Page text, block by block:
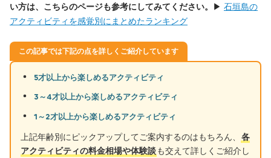
い方は、こちらのページも参考にしてみてください。 ▶ 石垣島の
アクティビティを感覚別にまとめたランキング
この記事では下記の点を詳しくご紹介しています
5才以上から楽しめるアクティビティ
3～4才以上から楽しめるアクティビティ
1～2才以上から楽しめるアクティビティ
上記年齢別にピックアップしてご案内するのはもちろん、 各
アクティビティの料金相場や体験談も交えて詳しくご紹介し